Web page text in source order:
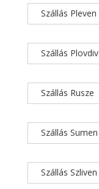
Szállás Pleven
Szállás Plovdiv
Szállás Rusze
Szállás Sumen
Szállás Szliven